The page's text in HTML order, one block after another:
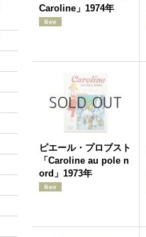
Caroline」1974年
ピエール・プロブスト
「Caroline au pole n
ord」1973年